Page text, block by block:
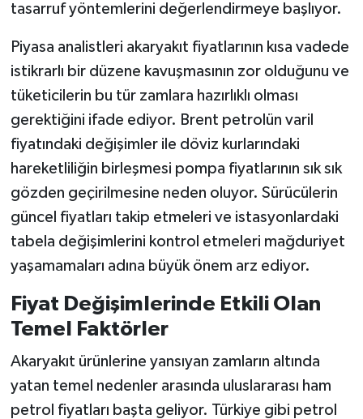
tasarruf yöntemlerini değerlendirmeye başlıyor.
Piyasa analistleri akaryakıt fiyatlarının kısa vadede
istikrarlı bir düzene kavuşmasının zor olduğunu ve
tüketicilerin bu tür zamlara hazırlıklı olması
gerektiğini ifade ediyor. Brent petrolün varil
fiyatındaki değişimler ile döviz kurlarındaki
hareketliliğin birleşmesi pompa fiyatlarının sık sık
gözden geçirilmesine neden oluyor. Sürücülerin
güncel fiyatları takip etmeleri ve istasyonlardaki
tabela değişimlerini kontrol etmeleri mağduriyet
yaşamamaları adına büyük önem arz ediyor.
Fiyat Değişimlerinde Etkili Olan
Temel Faktörler
Akaryakıt ürünlerine yansıyan zamların altında
yatan temel nedenler arasında uluslararası ham
petrol fiyatları başta geliyor. Türkiye gibi petrol